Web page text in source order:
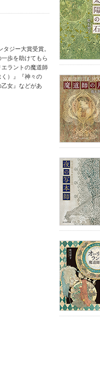
ジー大賞受賞。
歩を助けてもら
ラントの魔道師
）』『神々の
女』などがあ